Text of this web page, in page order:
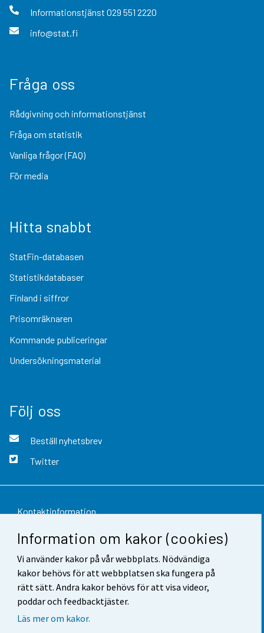
Information om kakor (cookies)
Vi använder kakor på vår webbplats. Nödvändiga
kakor behövs för att webbplatsen ska fungera på
rätt sätt. Andra kakor behövs för att visa videor,
poddar och feedbacktjäster.
Läs mer om kakor.
Informationstjänst 029 551 2220
info@stat.fi
Fråga oss
Rådgivning och informationstjänst
Fråga om statistik
Vanliga frågor (FAQ)
För media
Hitta snabbt
StatFin-databasen
Statistikdatabaser
Finland i siffror
Prisomräknaren
Kommande publiceringar
Undersökningsmaterial
Följ oss
Beställ nyhetsbrev
Twitter
Kontaktinformation
Respons
Användarvillkor
Dataskydd
Tillgänglighet